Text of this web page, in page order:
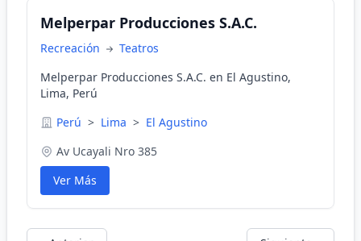
Melperpar Producciones S.A.C.
Recreación
Teatros
Melperpar Producciones S.A.C. en El Agustino,
Lima, Perú
Perú > Lima > El Agustino
Av Ucayali Nro 385
Ver Más